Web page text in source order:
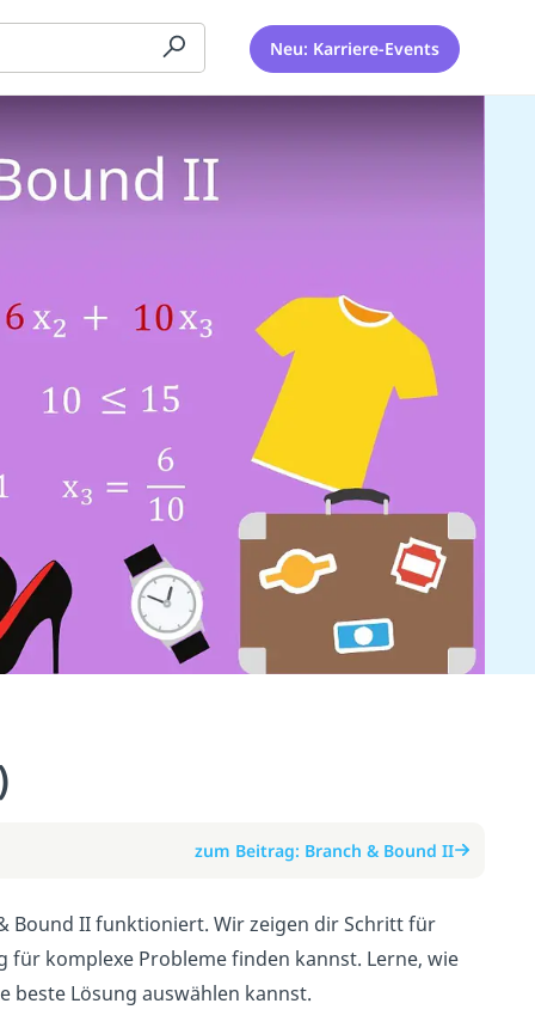
Neu: Karriere-Events
zum Beitrag: Branch & Bound II
Bound II funktioniert. Wir zeigen dir Schritt für
komplexe Probleme finden kannst. Lerne, wie
beste Lösung auswählen kannst.